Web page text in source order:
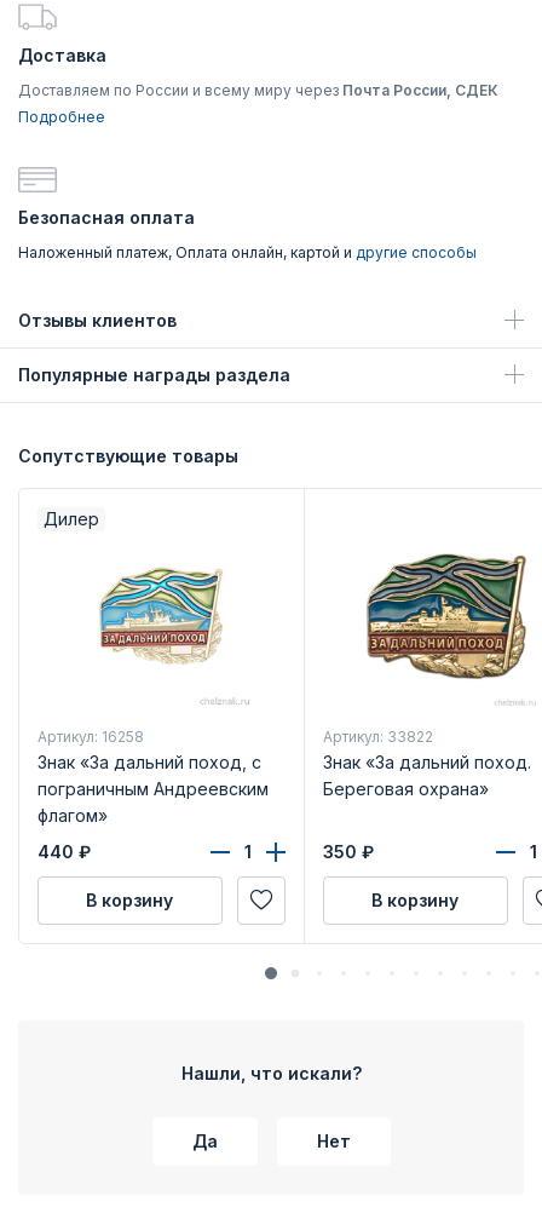
Доставка
Доставляем по России и всему миру через Почта России, СДЕК
Подробнее
Безопасная оплата
Наложенный платеж, Оплата онлайн, картой и другие способы
Отзывы клиентов
Популярные награды раздела
Сопутствующие товары
Дилер
Артикул: 16258
Знак «За дальний поход, с
пограничным Андреевским
флагом»
440 ₽
В корзину
Артикул: 33822
Знак «За дальний поход.
Береговая охрана»
350 ₽
В корзину
Нашли, что искали?
Да Нет